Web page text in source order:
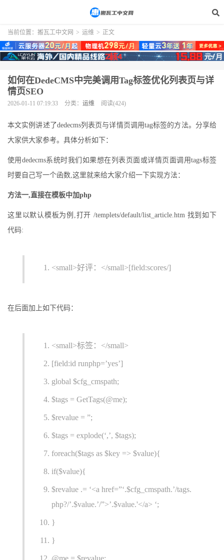
当前位置： 搬瓦工中文网 > 运维 > 正文
如何在DedeCMS中完美调用Tag标签优化列表页与详
情页SEO
2026-01-11 07:19:33 分类： 运维 阅读(424)
本文实例讲述了dedecms列表页与详情页调用tag标签的方法。分享给
大家供大家参考。具体分析如下：
使用dedecms系统时我们如果想在列表页面或详情页面调用tags标签
时要自己写一个函数,这里就来给大家介绍一下实现方法：
方法一,直接在模板中加php
这里以默认模板为例,打开 /templets/default/list_article.htm 找到如下
代码:
<small>好评：</small>[field:scores/]
在后面加上如下代码：
<small>标签：</small>
[field:id runphp=’yes’]
global $cfg_cmspath;
$tags = GetTags(@me);
$revalue = ”;
$tags = explode(‘,’, $tags);
foreach($tags as $key => $value){
if($value){
$revalue .= ‘<a href=”‘.$cfg_cmspath.’/tags.
php?/’.$value.’/”>’.$value.'</a> ‘;
}
}